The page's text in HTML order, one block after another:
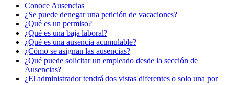
Conoce Ausencias
¿Se puede denegar una petición de vacaciones? ​
¿Qué es un permiso?
¿Qué es una baja laboral?
¿Qué es una ausencia acumulable?
¿Cómo se asignan las ausencias?
¿Qué puede solicitar un empleado desde la sección de
Ausencias?
¿El administrador tendrá dos vistas diferentes o solo una por